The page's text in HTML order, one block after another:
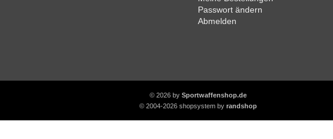
Passwort ändern
Abmelden
© 2026 by Sportwaffenshop.de
© 2004-2026 shopsystem by randshop